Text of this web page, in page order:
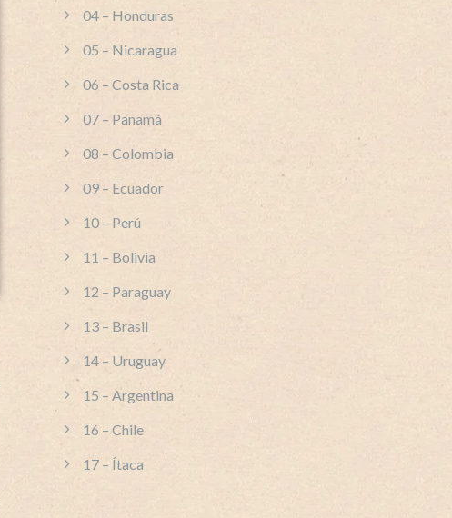
04 – Honduras
05 – Nicaragua
06 – Costa Rica
07 – Panamá
08 – Colombia
09 – Ecuador
10 – Perú
11 – Bolivia
12 – Paraguay
13 – Brasil
14 – Uruguay
15 – Argentina
16 – Chile
17 – Ítaca